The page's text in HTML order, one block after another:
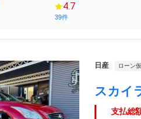
4.7
39件
日産 ローン
支払総